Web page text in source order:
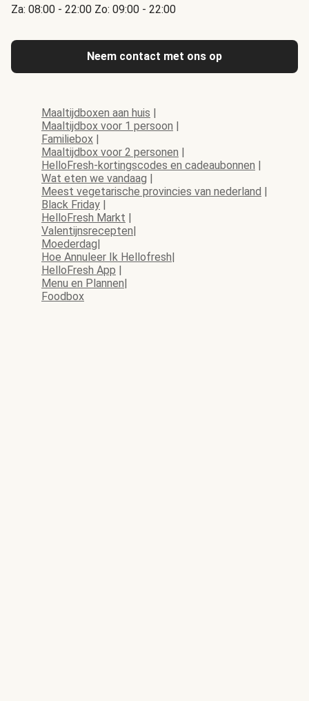
Za: 08:00 - 22:00 Zo: 09:00 - 22:00
Neem contact met ons op
Maaltijdboxen aan huis |
Maaltijdbox voor 1 persoon |
Familiebox |
Maaltijdbox voor 2 personen |
HelloFresh-kortingscodes en cadeaubonnen |
Wat eten we vandaag |
Meest vegetarische provincies van nederland |
Black Friday |
HelloFresh Markt |
Valentijnsrecepten|
Moederdag|
Hoe Annuleer Ik Hellofresh|
HelloFresh App |
Menu en Plannen|
Foodbox